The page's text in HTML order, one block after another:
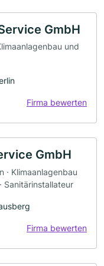
GmbH
und
Firma bewerten
GmbH
· Klimaanlagenbau
Sanitärinstallateur
Firma bewerten